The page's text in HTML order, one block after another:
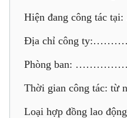
Hiện đang
Địa chỉ công
Phòng ban:
Thời gian công tác:
Loại hợp đồng